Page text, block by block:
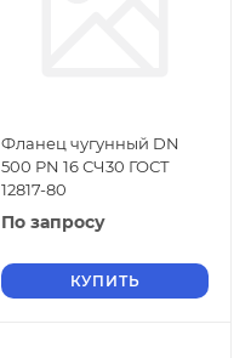
Фланец чугунный DN
500 PN 16 СЧ30 ГОСТ
12817-80
По запросу
КУПИТЬ